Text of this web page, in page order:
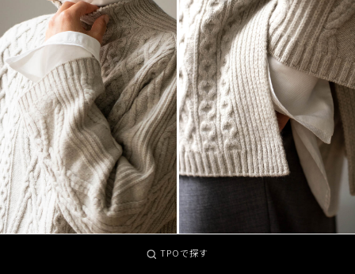
TPOで探す